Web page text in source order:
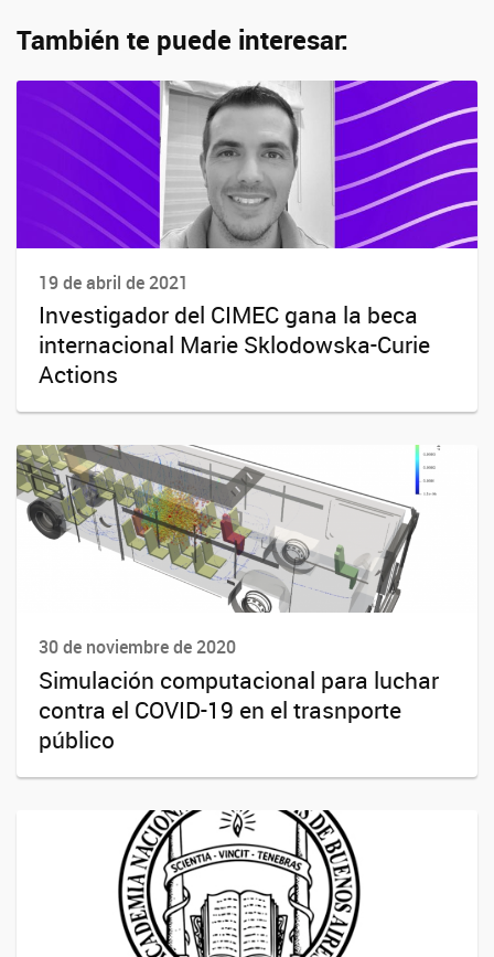
También te puede interesar:
19 de abril de 2021
Investigador del CIMEC gana la beca
internacional Marie Sklodowska-Curie
Actions
30 de noviembre de 2020
Simulación computacional para luchar
contra el COVID-19 en el trasnporte
público